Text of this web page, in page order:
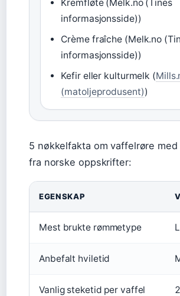
Kremfløte (Melk.no (Tines
informasjonsside))
Crème fraîche (Melk.no
informasjonsside))
Kefir eller kulturmelk (
(matoljeprodusent))
5 nøkkelfakta om vaffelrøre
fra norske oppskrifter:
EGENSKAP
Mest brukte rømmetype
Anbefalt hviletid
Vanlig steketid per vaffel